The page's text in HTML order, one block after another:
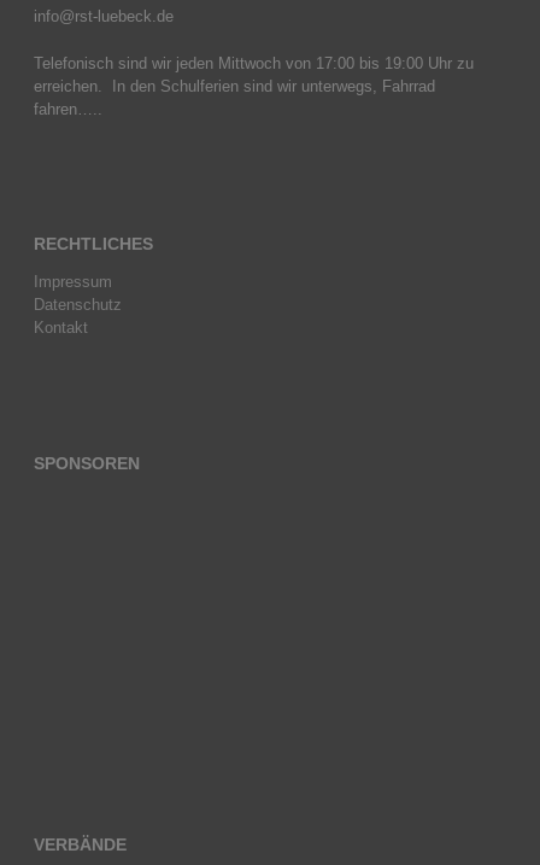
info@rst-luebeck.de
Telefonisch sind wir jeden Mittwoch von 17:00 bis 19:00 Uhr zu
erreichen. In den Schulferien sind wir unterwegs, Fahrrad
fahren…..
RECHTLICHES
Impressum
Datenschutz
Kontakt
SPONSOREN
VERBÄNDE